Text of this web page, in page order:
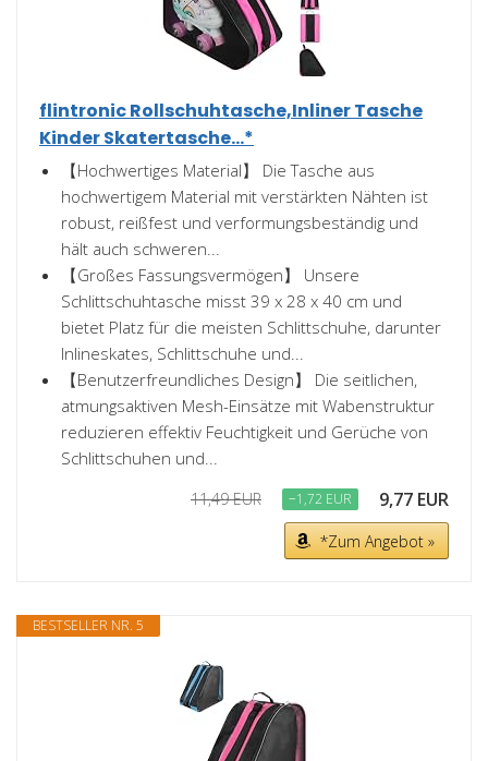
flintronic Rollschuhtasche,Inliner Tasche
Kinder Skatertasche...*
【Hochwertiges Material】 Die Tasche aus
hochwertigem Material mit verstärkten Nähten ist
robust, reißfest und verformungsbeständig und
hält auch schweren...
【Großes Fassungsvermögen】 Unsere
Schlittschuhtasche misst 39 x 28 x 40 cm und
bietet Platz für die meisten Schlittschuhe, darunter
Inlineskates, Schlittschuhe und...
【Benutzerfreundliches Design】 Die seitlichen,
atmungsaktiven Mesh-Einsätze mit Wabenstruktur
reduzieren effektiv Feuchtigkeit und Gerüche von
Schlittschuhen und...
11,49 EUR −1,72 EUR 9,77 EUR
*Zum Angebot »
BESTSELLER NR. 5